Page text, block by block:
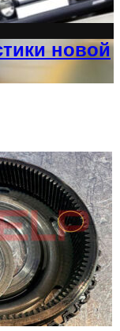
новой